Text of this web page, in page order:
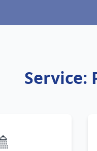
Service: